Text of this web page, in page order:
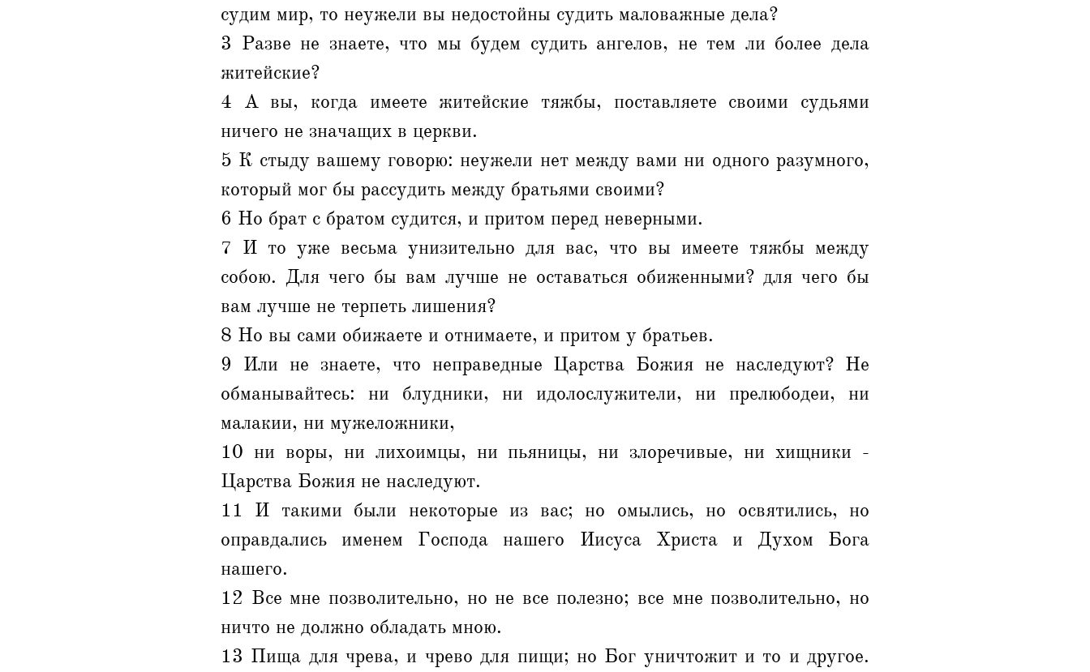
судим мир, то неужели вы недостойны судить маловажные дела?
3 Разве не знаете, что мы будем судить ангелов, не тем ли более дела
житейские?
4 А вы, когда имеете житейские тяжбы, поставляете своими судьями
ничего не значащих в церкви.
5 К стыду вашему говорю: неужели нет между вами ни одного разумного,
который мог бы рассудить между братьями своими?
6 Но брат с братом судится, и притом перед неверными.
7 И то уже весьма унизительно для вас, что вы имеете тяжбы между
собою. Для чего бы вам лучше не оставаться обиженными? для чего бы
вам лучше не терпеть лишения?
8 Но вы сами обижаете и отнимаете, и притом у братьев.
9 Или не знаете, что неправедные Царства Божия не наследуют? Не
обманывайтесь: ни блудники, ни идолослужители, ни прелюбодеи, ни
малакии, ни мужеложники,
10 ни воры, ни лихоимцы, ни пьяницы, ни злоречивые, ни хищники -
Царства Божия не наследуют.
11 И такими были некоторые из вас; но омылись, но освятились, но
оправдались именем Господа нашего Иисуса Христа и Духом Бога
нашего.
12 Все мне позволительно, но не все полезно; все мне позволительно, но
ничто не должно обладать мною.
13 Пища для чрева, и чрево для пищи; но Бог уничтожит и то и другое.